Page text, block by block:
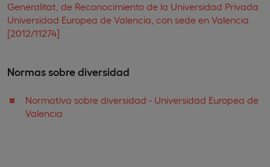
Generalitat, de Reconocimiento de la Universidad Privada
Universidad Europea de Valencia, con sede en Valencia
[2012/11274]
Normas sobre diversidad
Normativa sobre diversidad - Universidad Europea de
Valencia